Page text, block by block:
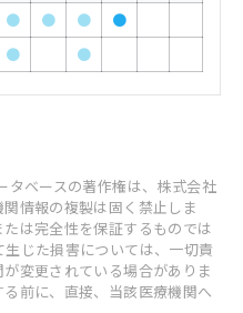
● ● ●
●
● ●
ベースの著作権は、株式会社
情報の複製は固く禁止しま
は完全性を保証するものでは
じた損害については、一切責
変更されている場合がありま
前に、直接、当該医療機関へ